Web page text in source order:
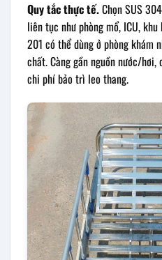
Quy tắc thực tế.Chọn SUS
liên tục như phòng mổ, ICU,
201 có thể dùng ở phòng khám
chất. Càng gần nguồn nước/
chi phí bảo trì leo thang.